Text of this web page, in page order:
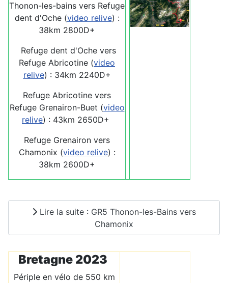
Thonon-les-bains vers Refuge
dent d'Oche (video relive) :
38km 2800D+
Refuge dent d'Oche vers
Refuge Abricotine (video
relive) : 34km 2240D+
Refuge Abricotine vers
Refuge Grenairon-Buet (video
relive) : 43km 2650D+
Refuge Grenairon vers
Chamonix (video relive) :
38km 2600D+
Lire la suite : GR5 Thonon-les-Bains vers
Chamonix
Bretagne 2023
Périple en vélo de 550 km